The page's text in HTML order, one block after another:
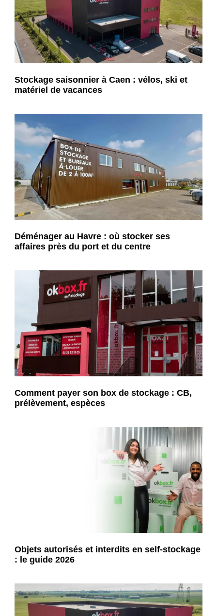
Stockage saisonnier à Caen : vélos, ski et
matériel de vacances
Déménager au Havre : où stocker ses
affaires près du port et du centre
Comment payer son box de stockage : CB,
prélèvement, espèces
Objets autorisés et interdits en self-stockage
: le guide 2026